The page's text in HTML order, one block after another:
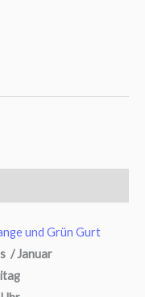
und Grün Gurt
/ Januar